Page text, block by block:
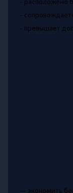
-
- превышает
— экономить